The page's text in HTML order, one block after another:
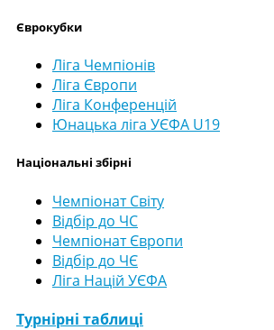
Єврокубки
Ліга Чемпіонів
Ліга Європи
Ліга Конференцій
Юнацька ліга УЄФА U19
Національні збірні
Чемпіонат Світу
Відбір до ЧС
Чемпіонат Європи
Відбір до ЧЄ
Ліга Націй УЄФА
Турнірні таблиці